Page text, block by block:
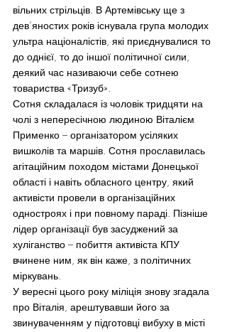
вільних стрільців. В Артемівську ще з
дев’яностих років існувала група молодих
ультра націоналістів, які приєднувалися то
до однієї, то до іншої політичної сили,
деякий час називаючи себе сотнею
товариства «Тризуб».
Сотня складалася із чоловік тридцяти на
чолі з непересічною людиною Віталієм
Применко – організатором усіляких
вишколів та маршів. Сотня прославилась
агітаційним походом містами Донецької
області і навіть обласного центру, який
активісти провели в організаційних
одностроях і при повному параді. Пізніше
лідер організації був засуджений за
хуліганство – побиття активіста КПУ
вчинене ним, як він каже, з політичних
міркувань.
У вересні цього року міліція знову згадала
про Віталія, арештувавши його за
звинуваченням у підготовці вибуху в місті